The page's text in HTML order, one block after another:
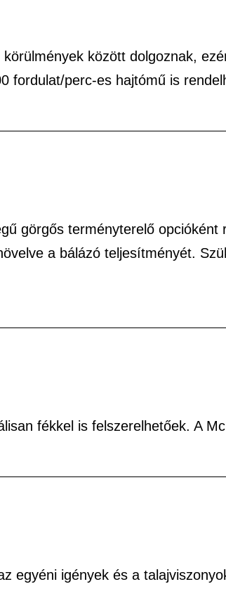
között dolgoznak,
fordulat/perc-es hajtómű is
görgős terményterelő
a bálázó teljesítményét.
fékkel is felszerelhetőek. A
egyéni igények és a